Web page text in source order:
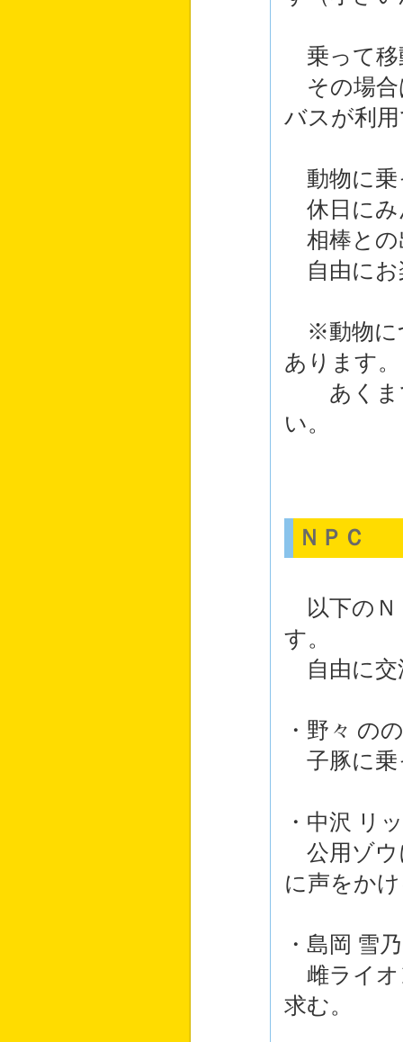
乗って移
その場合
バスが利
動物に乗
休日にみ
相棒との
自由にお
※動物に
あります。
あくまで
い。
ＮＰＣ
以下のＮ
す。
自由に交
・野々 の
子豚に乗
・中沢 リ
公用ゾウ
に声をか
・島岡 雪乃
雌ライオ
求む。